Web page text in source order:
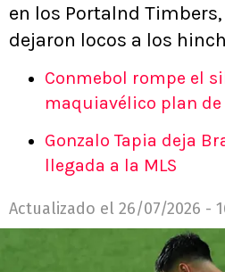
en los Portalnd
dejaron locos a los
Conmebol rompe el
maquiavélico plan
Gonzalo Tapia deja
llegada a la MLS
Actualizado el 26/07/2026 -